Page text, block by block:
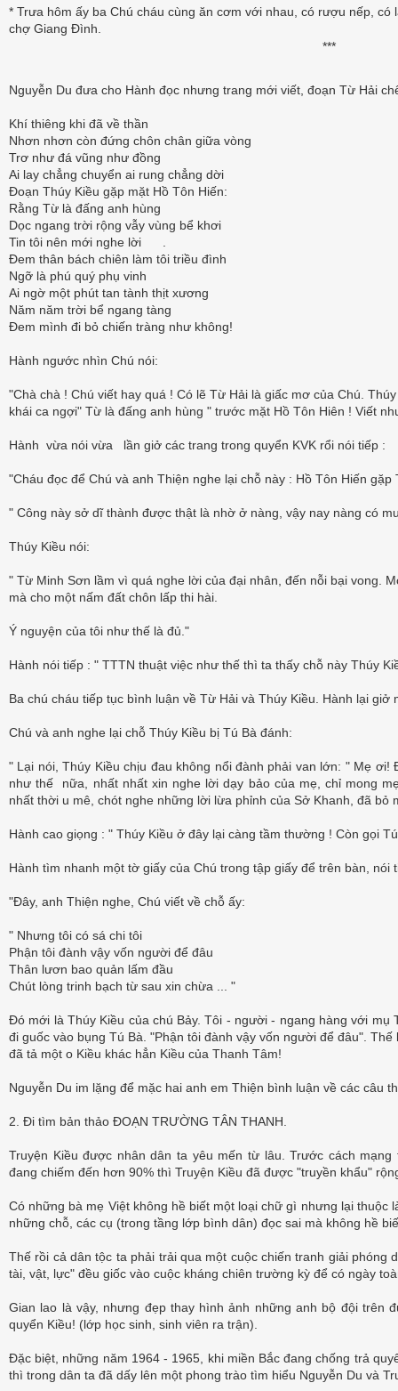
* Trưa hôm ấy ba Chú cháu cùng ăn cơm với nhau, có rượu nếp,
chợ Giang Đình.
***
Nguyễn Du đưa cho Hành đọc nhưng trang mới viết, đoạn Từ Hải
Khí thiêng khi đã về thần
Nhơn nhơn còn đứng chôn chân giữa vòng
Trơ như đá vũng như đồng
Ai lay chẳng chuyển ai rung chẳng dời
Đoạn Thúy Kiều gặp mặt Hồ Tôn Hiến:
Rằng Từ là đấng anh hùng
Dọc ngang trời rộng vẫy vùng bể khơi
Tin tôi nên mới nghe lời .
Đem thân bách chiên làm tôi triều đình
Ngỡ là phú quý phụ vinh
Ai ngờ một phút tan tành thịt xương
Năm năm trời bể ngang tàng
Đem mình đi bỏ chiến tràng như không!
Hành ngước nhìn Chú nói:
"Chà chà ! Chú viết hay quá ! Có lẽ Từ Hải là giấc mơ của Chú.
khái ca ngợi" Từ là đấng anh hùng " trước mặt Hồ Tôn Hiên ! Viết
Hành vừa nói vừa lần giở các trang trong quyển KVK rổi nói tiếp :
"Cháu đọc để Chú và anh Thiện nghe lại chỗ này : Hồ Tôn Hiến gặp
" Công này sở dĩ thành được thật là nhờ ở nàng, vậy nay nàng có
Thúy Kiều nói:
" Từ Minh Sơn lầm vì quá nghe lời của đại nhân, đến nỗi bại vong.
mà cho một nấm đất chôn lấp thi hài.
Ý nguyện của tôi như thế là đủ."
Hành nói tiếp : " TTTN thuật việc như thế thì ta thấy chỗ này Thúy
Ba chú cháu tiếp tục bình luận về Từ Hải và Thúy Kiều. Hành lại giở
Chú và anh nghe lại chỗ Thúy Kiều bị Tú Bà đánh:
" Lại nói, Thúy Kiều chịu đau không nổi đành phải van lớn: " Mẹ
như thế nữa, nhất nhất xin nghe lời dạy bảo của mẹ, chỉ mong
nhất thời u mê, chót nghe những lời lừa phỉnh của Sở Khanh, đã bỏ
Hành cao giọng : " Thúy Kiều ở đây lại càng tầm thường ! Còn gọi
Hành tìm nhanh một tờ giấy của Chú trong tập giấy để trên bàn, nói
"Đây, anh Thiện nghe, Chú viết về chỗ ấy:
" Nhưng tôi có sá chi tôi
Phận tôi đành vậy vốn người để đâu
Thân lươn bao quản lấm đầu
Chút lòng trinh bạch từ sau xin chừa ... "
Đó mới là Thúy Kiều của chú Bảy. Tôi - người - ngang hàng với mụ
đi guốc vào bụng Tú Bà. "Phận tôi đành vậy vốn người để đâu".
đã tả một o Kiều khác hẳn Kiều của Thanh Tâm!
Nguyễn Du im lặng để mặc hai anh em Thiện bình luận về các câu
2. Đi tìm bản thảo ĐOẠN TRƯỜNG TÂN THANH.
Truyện Kiều được nhân dân ta yêu mến từ lâu. Trước cách
đang chiếm đến hơn 90% thì Truyện Kiều đã được "truyền khẩu"
Có những bà mẹ Việt không hề biết một loại chữ gì nhưng lại thuộc
những chỗ, các cụ (trong tầng lớp bình dân) đọc sai mà không hề
Thế rồi cả dân tộc ta phải trải qua một cuộc chiến tranh giải phóng
tài, vật, lực" đều giốc vào cuộc kháng chiên trường kỳ để có ngày
Gian lao là vậy, nhưng đẹp thay hình ảnh những anh bộ đội trên
quyển Kiều! (lớp học sinh, sinh viên ra trận).
Đặc biệt, những năm 1964 - 1965, khi miền Bắc đang chống trả
thì trong dân ta đã dấy lên một phong trào tìm hiểu Nguyễn Du và